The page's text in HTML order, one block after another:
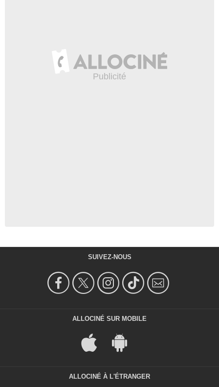
SUIVEZ-NOUS
ALLOCINÉ SUR MOBILE
ALLOCINÉ À L'ÉTRANGER